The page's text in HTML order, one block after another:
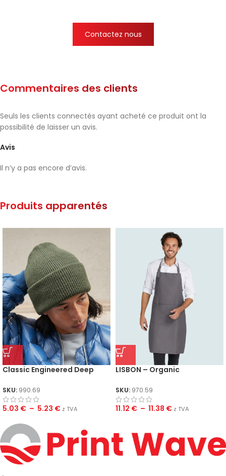
Contactez nous
Commentaires des clients
Avis
Il n’y a pas encore d’avis.
Seuls les clients connectés ayant acheté ce produit ont la
possibilité de laisser un avis.
Produits apparentés
Classic Engineered Deep
SKU: 990.69
5.03 € – 5.23 € z TVA
LISBON – Organic
Pocket
SKU: 970.59
11.12 € – 11.38 € z TVA